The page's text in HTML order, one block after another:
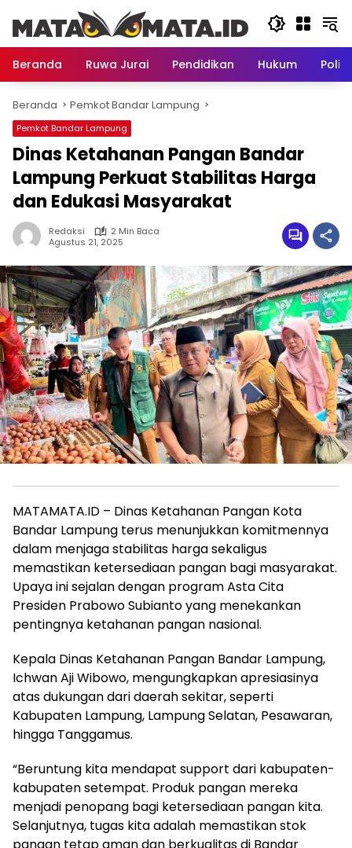
konten
Beranda
Ruwa Jurai Pendidikan Hukum
Beranda Pemkot Bandar Lampung
Pemkot Bandar Lampung
Dinas Ketahanan Pangan Bandar
Lampung Perkuat Stabilitas Harga
dan Edukasi Masyarakat
Redaksi
2 Min Baca
Agustus 21, 2025
MATAMATA.ID – Dinas Ketahanan Pangan Kota
Bandar Lampung terus menunjukkan komitmennya
dalam menjaga stabilitas harga sekaligus
memastikan ketersediaan pangan bagi masyarakat.
Upaya ini sejalan dengan program Asta Cita
Presiden Prabowo Subianto yang menekankan
pentingnya ketahanan pangan nasional.
Kepala Dinas Ketahanan Pangan Bandar Lampung,
Ichwan Aji Wibowo, mengungkapkan apresiasinya
atas dukungan dari daerah sekitar, seperti
Kabupaten Lampung, Lampung Selatan, Pesawaran,
hingga Tanggamus.
“Beruntung kita mendapat support dari kabupaten-
kabupaten setempat. Produk pangan mereka
menjadi penopang bagi ketersediaan pangan kita.
Selanjutnya, tugas kita adalah memastikan stok